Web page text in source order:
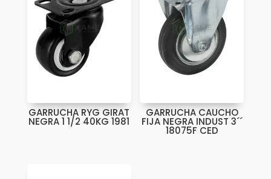
GARRUCHA RYG GIRAT
NEGRA 1 1/2 40KG 1981
GARRUCHA CAUCHO
FIJA NEGRA INDUST 3´´
18075F CED